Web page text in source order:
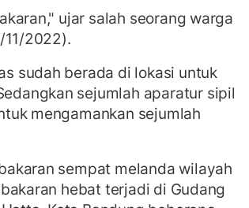
ujar salah seorang warga
11/2022).
sudah berada di lokasi untuk
sejumlah aparatur sipil
mengamankan sejumlah
sempat melanda wilayah
hebat terjadi di Gudang